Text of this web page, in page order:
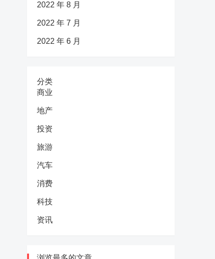
2022 年 8 月
2022 年 7 月
2022 年 6 月
分类
商业
地产
投资
旅游
汽车
消费
科技
资讯